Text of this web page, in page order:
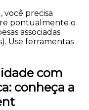
você precisa
pontualmente o
associadas
Use ferramentas
com
conheça a